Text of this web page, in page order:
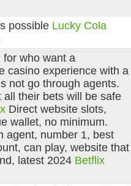
possible Lucky Cola
for who want a
casino experience with a
not go through agents.
their bets will be safe
Direct website slots,
wallet, no minimum.
agent, number 1, best
can play, website that
latest 2024 Betflix